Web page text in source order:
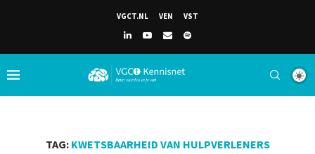
VGCT.NL VEN VST
TAG: KWETSBAARHEID VAN HULPVERLENERS